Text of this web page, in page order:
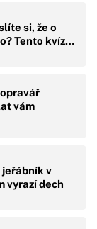
si, že o
Tento kvíz…
vám
jeřábník v
vyrazí dech